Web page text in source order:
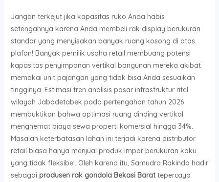
Jangan terkejut jika kapasitas ruko Anda habis
setengahnya karena Anda membeli rak display berukuran
standar yang menyisakan banyak ruang kosong di atas
plafon! Banyak pemilik usaha retail membuang potensi
kapasitas penyimpanan vertikal bangunan mereka akibat
memakai unit pajangan yang tidak bisa Anda sesuaikan
tingginya. Estimasi tren analisis pasar infrastruktur ritel
wilayah Jabodetabek pada pertengahan tahun 2026
membuktikan bahwa optimasi ruang dinding vertikal
menghemat biaya sewa properti komersial hingga 34%.
Masalah keterbatasan lahan ini terjadi karena distributor
retail biasa hanya menjual produk impor berukuran kaku
yang tidak fleksibel. Oleh karena itu, Samudra Rakindo hadir
sebagai produsen rak gondola Bekasi Barattepercaya